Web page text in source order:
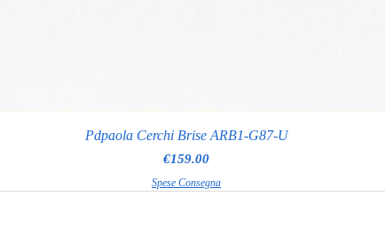
Pdpaola Cerchi Brise ARB1-G87-U
Price
€159.00
Spese Consegna